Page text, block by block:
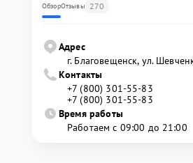
ОбзорОтзывы 270
Адрес
г. Благовещенск, ул.
Контакты
+7 (800) 301-55-83
+7 (800) 301-55-83
Время работы
Работаем с 09:00 до 21:00